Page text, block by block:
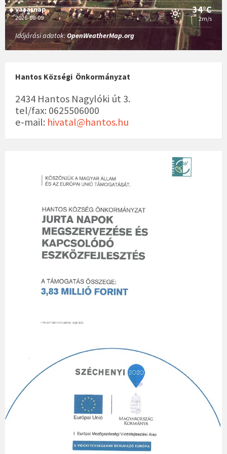
i
g
á
c
vasárnap
2026-08-09
34°C
2m/s
Időjárási adatok:OpenWeatherMap.org
Hantos Községi Önkormányzat
2434 Hantos Nagylóki út 3.
tel/fax: 0625506000
e-mail: hivatal@hantos.hu